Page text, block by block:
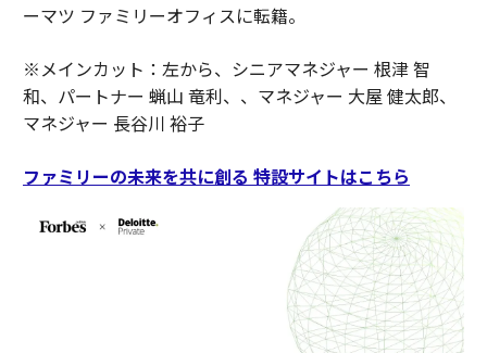
ーマツ ファミリーオフィスに転籍。
※メインカット：左から、シニアマネジャー 根津 智
和、パートナー 蝋山 竜利、、マネジャー 大屋 健太郎、
マネジャー 長谷川 裕子
ファミリーの未来を共に創る 特設サイトはこちら